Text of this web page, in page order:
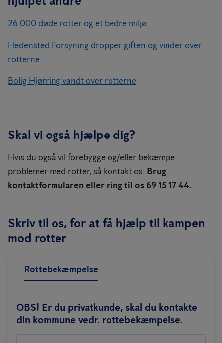
26.000 døde rotter og et bedre miljø
Hedensted Forsyning dropper giften og vinder over
rotterne
Bolig Hjørring vandt over rotterne
Skal vi også hjælpe dig?
Hvis du også vil forebygge og/eller bekæmpe
problemer med rotter, så kontakt os: Brug
kontaktformularen eller ring til os 69 15 17 44.
Skriv til os, for at få hjælp til kampen
mod rotter
Rottebekæmpelse
OBS! Er du privatkunde, skal du kontakte
din kommune vedr. rottebekæmpelse.